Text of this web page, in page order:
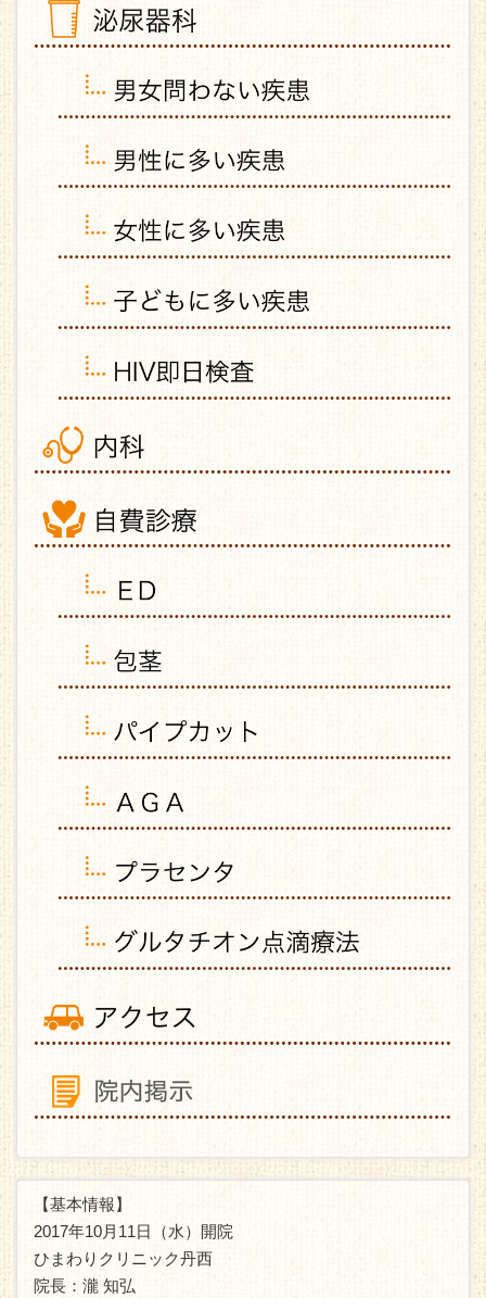
【基本情報】
2017年10月11日（水）開院
ひまわりクリニック丹西
院長：瀧 知弘